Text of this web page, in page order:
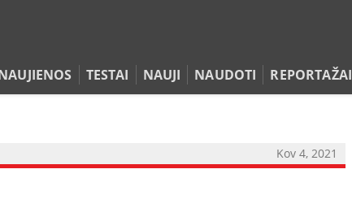
TESTAI NAUJI NAUDOTI REPORTAŽAI
Kov 4, 2021